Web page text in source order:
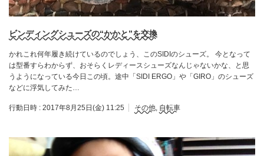
ビンディングシューズの“かかと”を交換
かれこれ何年履き続けているのでしょう、このSIDIのシューズ。 今となって
は型番すらわからず、おそらくレディースシューズなんじゃないかな、と思
うようになっている今日この頃。途中「SIDI ERGO」や「GIRO」のシューズ
などに浮気してみた…
行動日時 : 2017年8月25日(金) 11:25 その他, 自転車